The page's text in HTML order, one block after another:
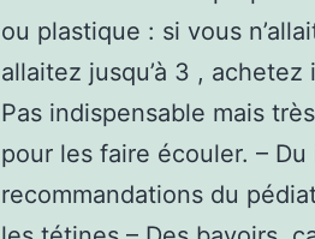
ou plastique : si vous
allaitez jusqu’à 3 ,
Pas indispensable mais
pour les faire écouler. –
recommandations du